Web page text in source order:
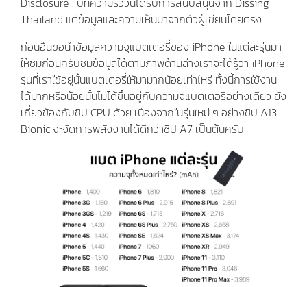
Thailand แต่ข้อมูลและความเห็นมาจากตัวผู้เขียนโดยตรง
ก่อนอื่นขอนำข้อมูลความจุแบตเตอรี่ของ iPhone ในแต่ละรุ่นมา
ให้ชมก่อนครับชมข้อมูลได้ตามภาพด้านล่างเราจะได้รู้ว่า iPhone
รุ่นที่เราใช้อยู่นั้นแบตเตอรี่ให้มามากน้อยเท่าไหร่ ทั้งนี้การใช้งาน
ได้มากหรือน้อยนั้นไม่ได้ขึ้นอยู่กับความจุแบตเตอรี่อย่างเดียว ยัง
เกี่ยวข้องกับชิป CPU ด้วย เนื่องจากในรุ่นใหม่ ๆ อย่างชิป A13
Bionic จะจัดการพลังงานได้ดีกว่าชิป A7 เป็นต้นครับ